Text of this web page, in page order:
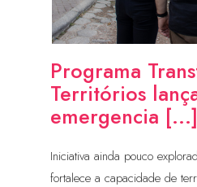
Programa
Territórios
emergencia [...]
Iniciativa ainda pouco
fortalece a capacidade de